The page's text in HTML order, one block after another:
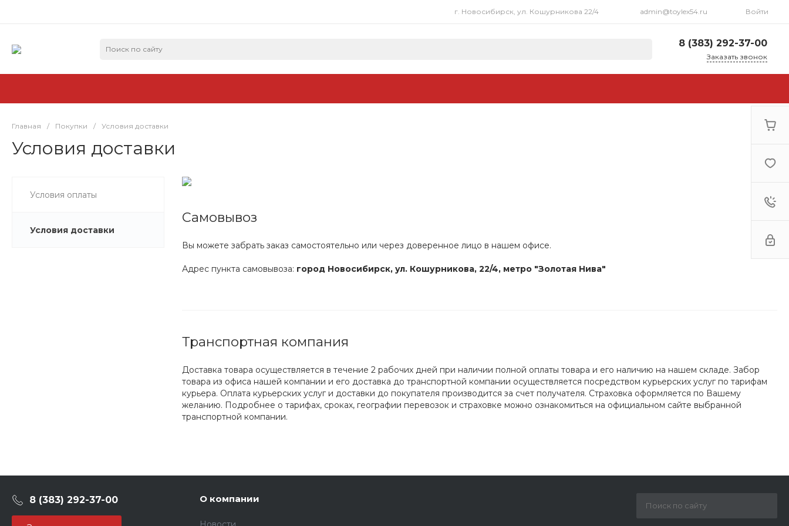
г. Новосибирск, ул. Кошурникова 22/4 admin@toylex54.ru Войти
8 (383) 292-37-00
Кошурникова 22/4
Заказать звонок
Главная / Покупки / Условия доставки
Условия доставки
Условия оплаты
Условия доставки
Самовывоз
Вы можете забрать заказ самостоятельно или через доверенное лицо в нашем офисе.
Адрес пункта самовывоза: город Новосибирск, ул. Кошурникова, 22/4, метро "Золотая Нива"
Транспортная компания
Доставка товара осуществляется в течение 2 рабочих дней при наличии полной оплаты товара и его наличию на нашем складе. Забор
товара из офиса нашей компании и его доставка до транспортной компании осуществляется посредством курьерских услуг по тарифам
курьера. Оплата курьерских услуг и доставки до покупателя производится за счет получателя. Страховка оформляется по Вашему
желанию. Подробнее о тарифах, сроках, географии перевозок и страховке можно ознакомиться на официальном сайте выбранной
транспортной компании.
8 (383) 292-37-00 О компании